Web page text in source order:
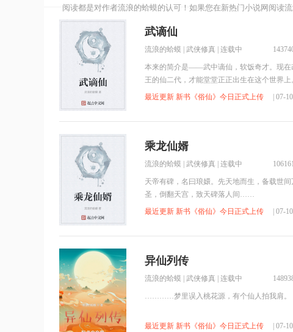
阅读都是对作者流浪的蛤蟆的认可！如果您在新热门小说网阅读
验!
武谪仙
流浪的蛤蟆 武侠修真 | 连载中
本来的简介是——武中谪仙，软饭奇才。现
王的仙二代，才能堂堂正正出生在这个世界上
最近更新 新书《俗仙》今日正式上传
| 07-
乘龙仙婿
流浪的蛤蟆 武侠修真 | 连载中
天帝有碑，名曰琅嬛。先天地而生，备载世
圣，倒翻天宫，致天碑落人间……
最近更新 新书《俗仙》今日正式上传
| 07-
异仙列传
流浪的蛤蟆 武侠修真 | 连载中
…………梦里误入桃花源，有个仙人拍我肩。
最近更新 新书《俗仙》今日正式上传 | 07-